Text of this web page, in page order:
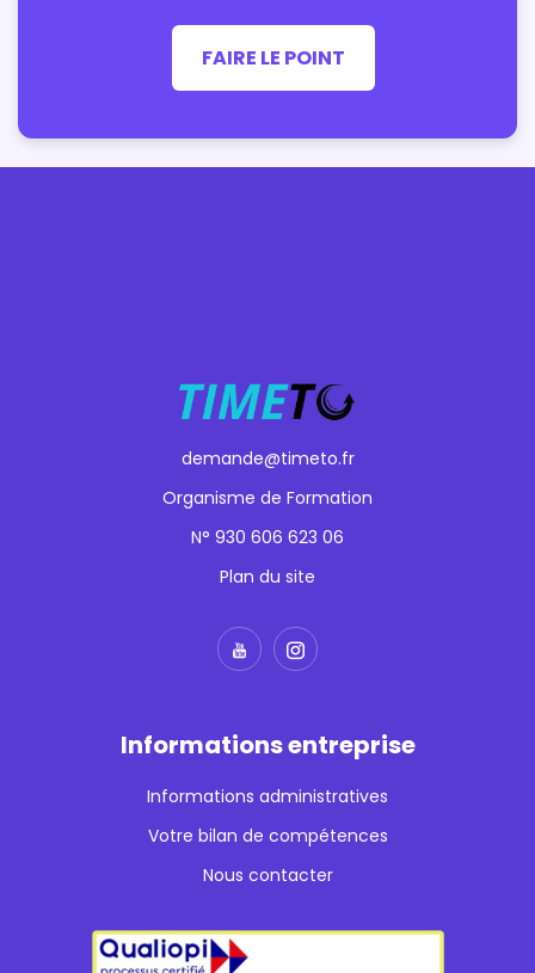
FAIRE LE POINT
demande@timeto.fr
Organisme de Formation
N° 930 606 623 06
Plan du site
Informations entreprise
Informations administratives
Votre bilan de compétences
Nous contacter